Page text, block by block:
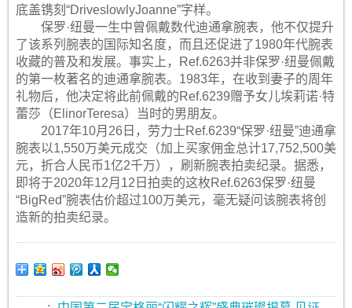
底盖镌刻“DriveslowlyJoanne”字样。
保罗·纽曼一生中曾佩戴数代迪通拿腕表，他不仅提升
了该系列腕表的国际知名度，而且还促进了1980年代腕表
收藏的普及和发展。事实上，Ref.6263并非保罗·纽曼佩戴
的第一枚著名的迪通拿腕表。1983年，在收到妻子的周年
礼物后，他决定将此前佩戴的Ref.6239赠予女儿埃莉诺·特
蕾莎（ElinorTeresa）当时的男朋友。
2017年10月26日，劳力士Ref.6239“保罗·纽曼”迪通拿
腕表以1,550万美元成交（加上买家佣金总计17,752,500美
元，折合人民币1亿2千万），刷新腕表拍卖纪录。据悉，
即将于2020年12月12日拍卖的这枚Ref.6263保罗·纽曼
“BigRed”腕表估价超过100万美元，毫无疑问该腕表将创
造新的拍卖纪录。